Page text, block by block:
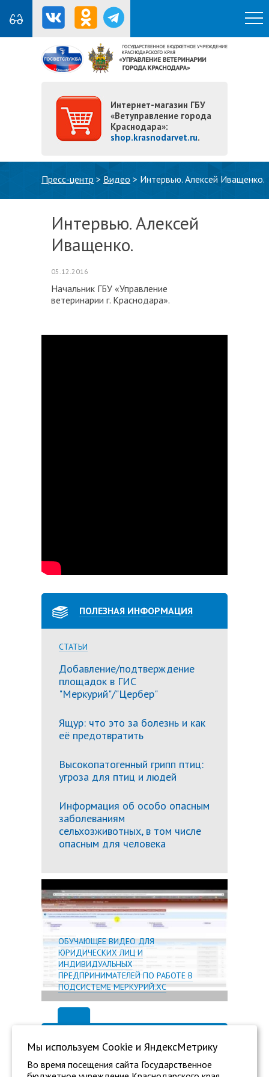
Интернет-магазин ГБУ
«Ветуправление города
Краснодара»:
shop.krasnodarvet.ru.
Пресс-центр > Видео > Интервью. Алексей Иващенко.
Интервью. Алексей
Иващенко.
05.12.2016
Начальник ГБУ «Управление
ветеринарии г. Краснодара».
ПОЛЕЗНАЯ ИНФОРМАЦИЯ
СТАТЬИ
Добавление/подтверждение
площадок в ГИС
"Меркурий"/"Цербер"
Ящур: что это за болезнь и как
её предотвратить
Высокопатогенный грипп птиц:
угроза для птиц и людей
Информация об особо опасным
заболеваниям
сельхозживотных, в том числе
опасным для человека
ОБУЧАЮЩЕЕ ВИДЕО ДЛЯ
ЮРИДИЧЕСКИХ ЛИЦ И
ИНДИВИДУАЛЬНЫХ
ПРЕДПРИНИМАТЕЛЕЙ ПО РАБОТЕ В
ПОДСИСТЕМЕ МЕРКУРИЙ.ХС
Мы используем Сookie и ЯндексМетрику
Во время посещения сайта Государственное